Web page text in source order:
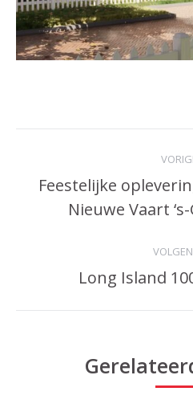
Feestelijke
Nieuwe Vaart
Long Island